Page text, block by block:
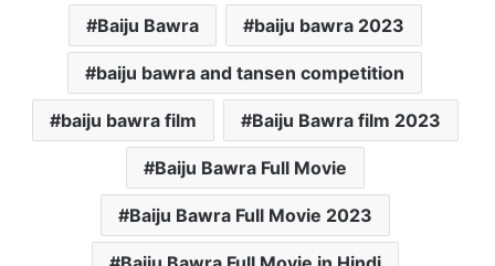
Baiju Bawra baiju bawra 2023
baiju bawra and tansen competition
baiju bawra film Baiju Bawra film 2023
Baiju Bawra Full Movie
Baiju Bawra Full Movie 2023